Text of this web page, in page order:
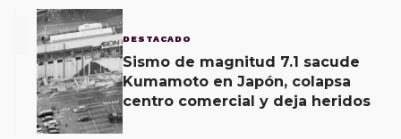
DESTACADO
Sismo de magnitud 7.1 sacude
Kumamoto en Japón, colapsa
centro comercial y deja heridos